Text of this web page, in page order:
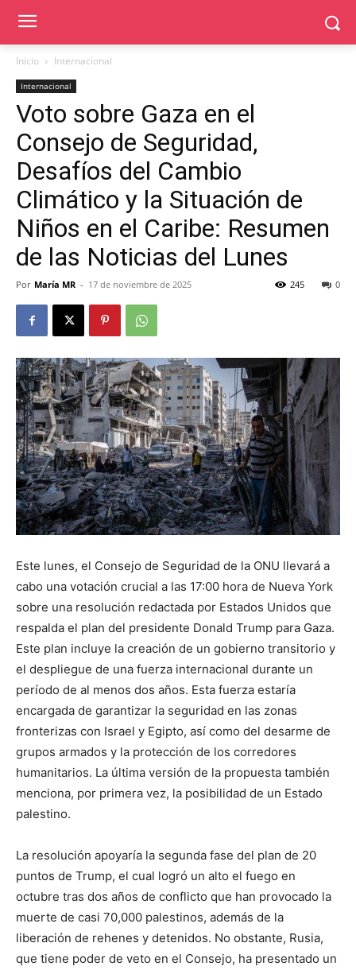
Inicio Internacional
Internacional
Voto sobre Gaza en el
Consejo de Seguridad,
Desafíos del Cambio
Climático y la Situación de
Niños en el Caribe: Resumen
de las Noticias del Lunes
Por María MR - 17 de noviembre de 2025 0
245
Este lunes, el Consejo de Seguridad de la ONU llevará a
cabo una votación crucial a las 17:00 hora de Nueva York
sobre una resolución redactada por Estados Unidos que
respalda el plan del presidente Donald Trump para Gaza.
Este plan incluye la creación de un gobierno transitorio y
el despliegue de una fuerza internacional durante un
período de al menos dos años. Esta fuerza estaría
encargada de garantizar la seguridad en las zonas
fronterizas con Israel y Egipto, así como del desarme de
grupos armados y la protección de los corredores
humanitarios. La última versión de la propuesta también
menciona, por primera vez, la posibilidad de un Estado
palestino.
La resolución apoyaría la segunda fase del plan de 20
puntos de Trump, el cual logró un alto el fuego en
octubre tras dos años de conflicto que han provocado la
muerte de casi 70,000 palestinos, además de la
liberación de rehenes y detenidos. No obstante, Rusia,
que tiene poder de veto en el Consejo, ha presentado un